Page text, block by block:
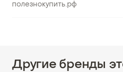
полезнокупить.рф
Другие бренды